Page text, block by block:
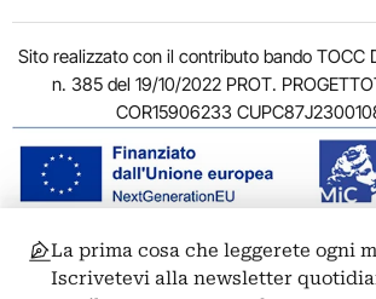
Sito realizzato con il contributo bando TOCC
n. 385 del 19/10/2022 PROT.
COR15906233
© 2011-2026 ARTRIBUNE srl – Corso Vittorio
00186 Roma - P.I. 11381581005
La prima cosa che leggerete ogni
Iscrivetevi alla newsletter